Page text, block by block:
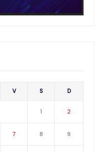
V S D
1 2
7 8 9